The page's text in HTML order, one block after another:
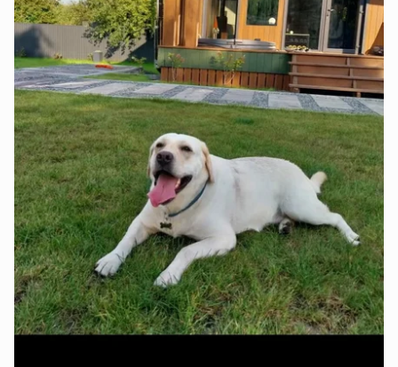
автомобілів, а також вогнище.
Наявний мангал із всім необхідним.
Також на території настільний теніс та настільні ігри